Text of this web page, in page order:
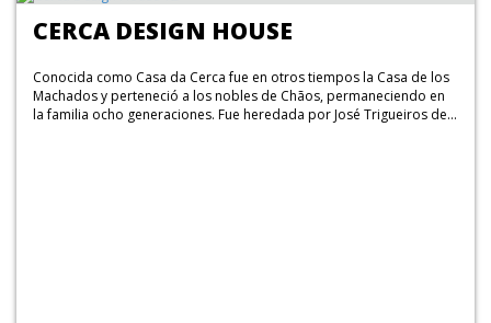
CERCA DESIGN HOUSE
Conocida como Casa da Cerca fue en otros tiempos la Casa de los
Machados y perteneció a los nobles de Chãos, permaneciendo en
la familia ocho generaciones. Fue heredada por José Trigueiros de...